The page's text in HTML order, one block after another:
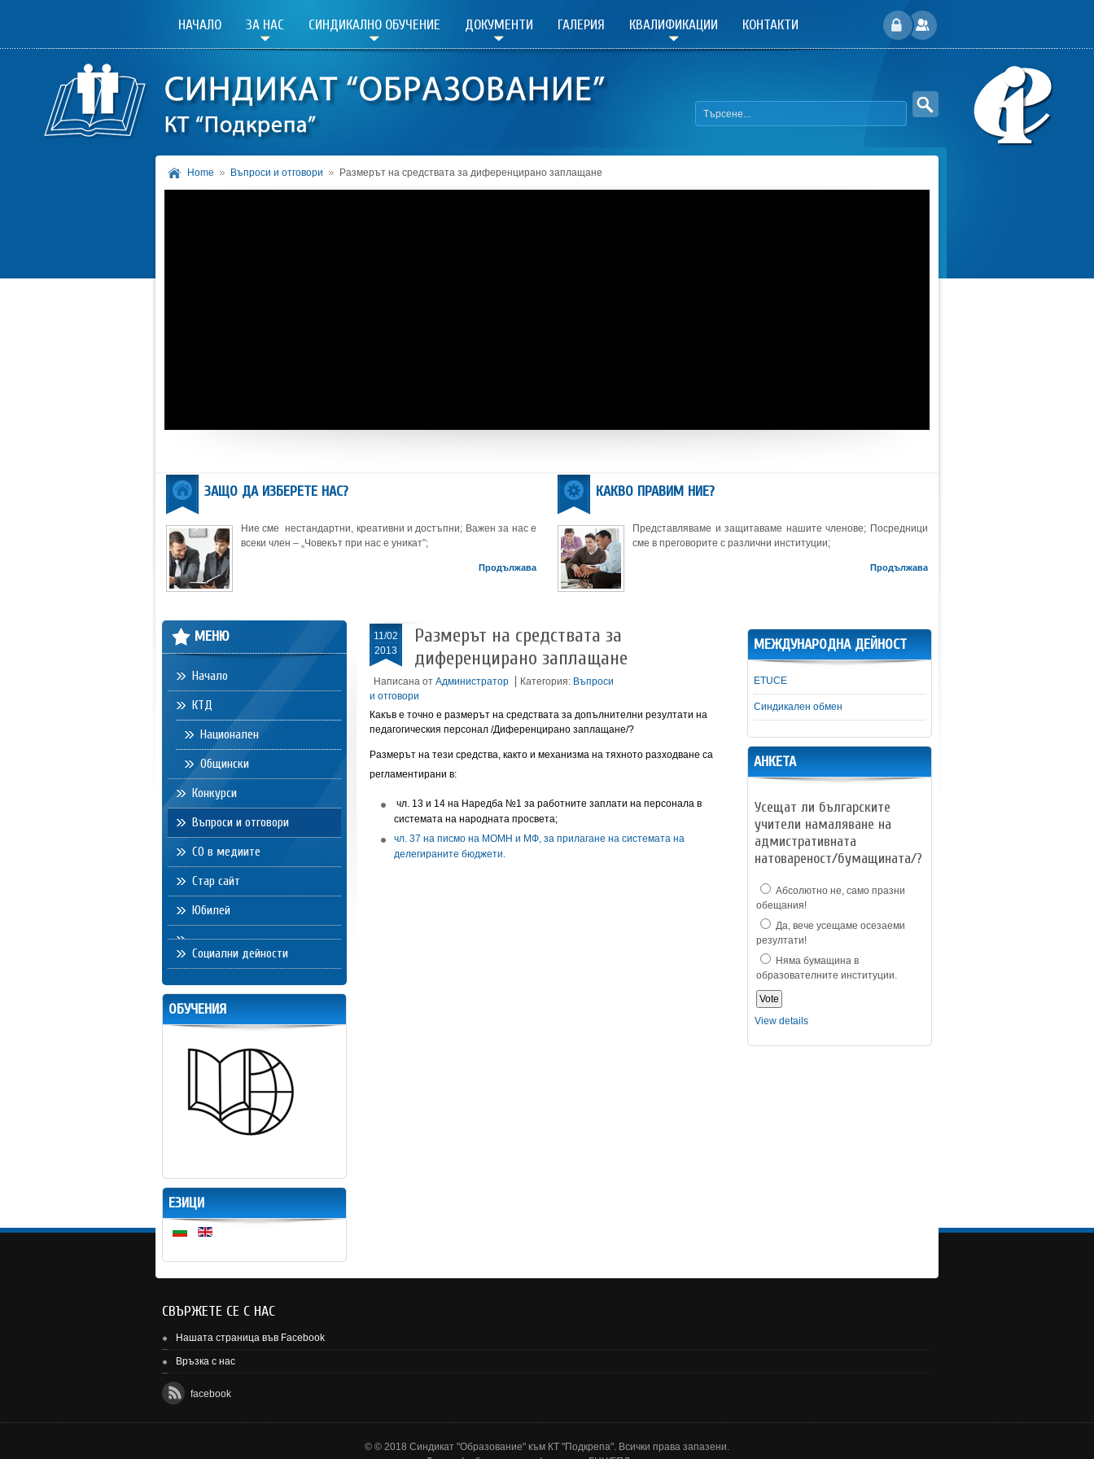
НАЧАЛО ЗА НАС СИНДИКАЛНО ОБУЧЕНИЕ ДОКУМЕНТИ ГАЛЕРИЯ КВАЛИФИКАЦИИ КОНТАКТИ
Home Въпроси и отговори Размерът на средствата за диференцирано заплащане
ЗАЩО ДА ИЗБЕРЕТЕ НАС?
Ние сме нестандартни, креативни и достъпни; Важен за нас е
всеки член – „Човекът при нас е уникат”;
Продължава
КАКВО ПРАВИМ НИЕ?
Представляваме и защитаваме нашите членове; Посредници
сме в преговорите с различни институции;
Продължава
11/02
2013
Размерът на средствата за
диференцирано заплащане
Написана от Администратор Категория: Въпроси
и отговори
Какъв е точно е размерът на средствата за допълнителни резултати на
педагогическия персонал /Диференцирано заплащане/?
Размерът на тези средства, както и механизма на тяхното разходване са
регламентирани в:
чл. 13 и 14 на Наредба №1 за работните заплати на персонала в
системата на народната просвета;
чл. 37 на писмо на МОМН и МФ, за прилагане на системата на
делегираните бюджети.
МЕЖДУНАРОДНА ДЕЙНОСТ
ETUCE
Синдикален обмен
АНКЕТА
Усещат ли българските
учители намаляване на
адмистративната
натовареност/бумащината/?
Абсолютно не, само празни
обещания!
Да, вече усещаме осезаеми
резултати!
Няма бумащина в
образователните институции.
View details
МЕНЮ
Начало
КТД
Национален
Общински
Конкурси
Въпроси и отговори
СО в медиите
Стар сайт
Юбилей
Социални дейности
ОБУЧЕНИЯ
ЕЗИЦИ
СВЪРЖЕТЕ СЕ С НАС
Нашата страница във Facebook
Връзка с нас
facebook
© © 2018 Синдикат "Образование" към КТ "Подкрепа". Всички права запазени.